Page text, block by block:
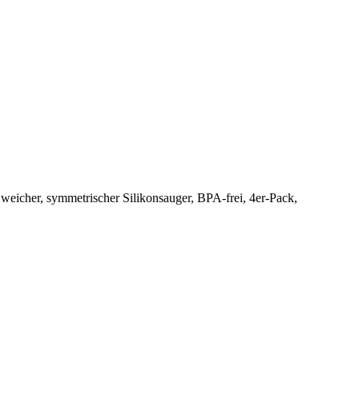
symmetrischer Silikonsauger, BPA-frei, 4er-Pack,